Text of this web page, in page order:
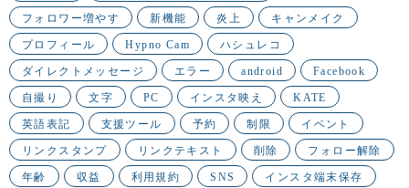
フォロワー増やす 新機能 炎上 キャンメイク
プロフィール Hypno Cam ハシュレコ
ダイレクトメッセージ エラー android Facebook
自撮り 文字 PC インスタ映え KATE
英語表記 支援ツール 予約 制限 イベント
リンクスタンプ リンクテキスト 削除 フォロー解除
年齢 収益 利用規約 SNS インスタ端末保存